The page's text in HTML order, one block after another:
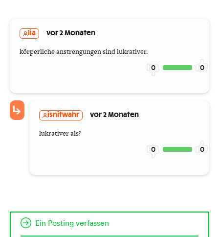
lia vor 2 Monaten
körperliche anstrengungen sind lukrativer.
0 0
isnitwahr vor 2 Monaten
lukrativer als?
0 0
Ein Posting verfassen